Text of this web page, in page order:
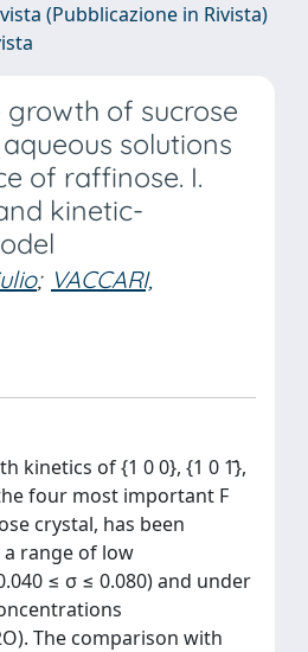
(Pubblicazione in Rivista)
of sucrose
solutions
of raffinose. I.
kinetic-
; VACCARI,
kinetics of {1 0 0}, {1 0 1̄},
four most important F
crystal, has been
range of low
≤ σ ≤ 0.080) and under
The comparison with